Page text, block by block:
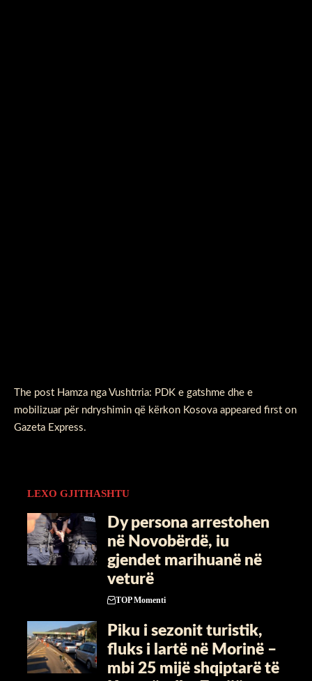
The post Hamza nga Vushtrria: PDK e gatshme dhe e
mobilizuar për ndryshimin që kërkon Kosova appeared first on
Gazeta Express.
LEXO GJITHASHTU
Dy persona arrestohen
në Novobërdë, iu
gjendet marihuanë në
veturë
TOP Momenti
Piku i sezonit turistik,
fluks i lartë në Morinë –
mbi 25 mijë shqiptarë të